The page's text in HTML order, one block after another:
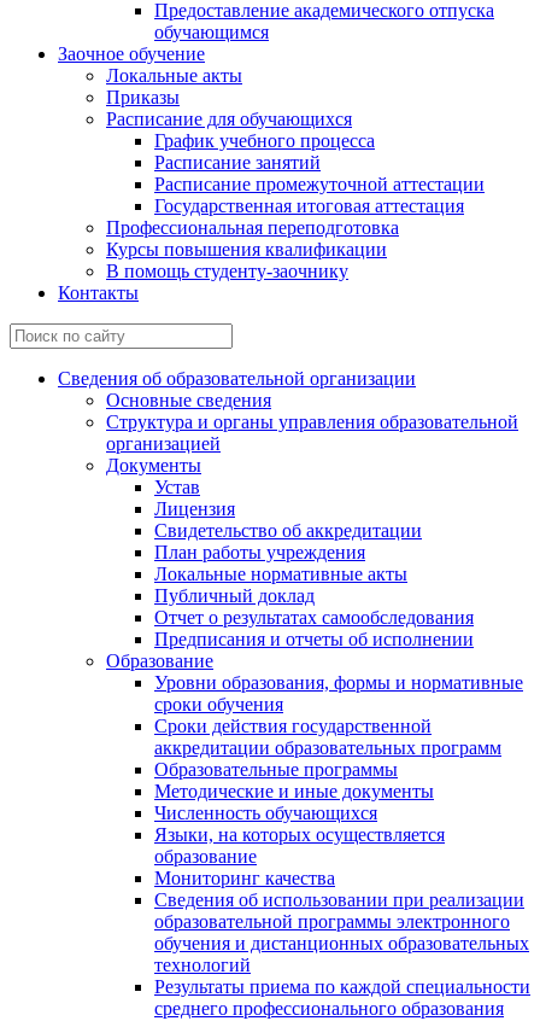
Предоставление академического отпуска
обучающимся
Заочное обучение
Локальные акты
Приказы
Расписание для обучающихся
График учебного процесса
Расписание занятий
Расписание промежуточной аттестации
Государственная итоговая аттестация
Профессиональная переподготовка
Курсы повышения квалификации
В помощь студенту-заочнику
Контакты
Сведения об образовательной организации
Основные сведения
Структура и органы управления образовательной
организацией
Документы
Устав
Лицензия
Свидетельство об аккредитации
План работы учреждения
Локальные нормативные акты
Публичный доклад
Отчет о результатах самообследования
Предписания и отчеты об исполнении
Образование
Уровни образования, формы и нормативные
сроки обучения
Сроки действия государственной
аккредитации образовательных программ
Образовательные программы
Методические и иные документы
Численность обучающихся
Языки, на которых осуществляется
образование
Мониторинг качества
Сведения об использовании при реализации
образовательной программы электронного
обучения и дистанционных образовательных
технологий
Результаты приема по каждой специальности
среднего профессионального образования